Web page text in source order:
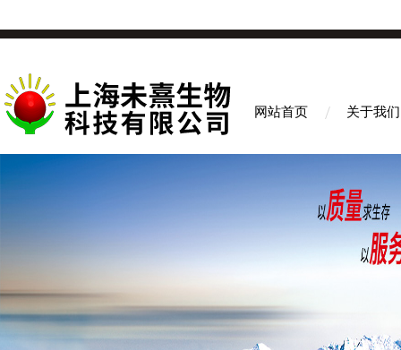
网站首页 关于我们